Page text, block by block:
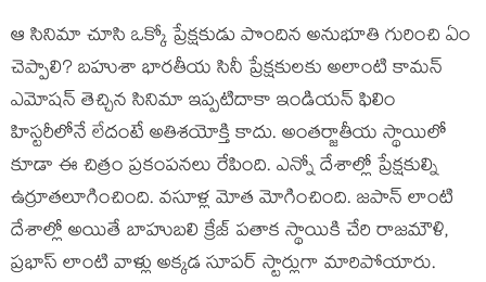
ఆ సినిమా చూసి ఒక్కో ప్రేక్షకుడు పొందిన అనుభూతి గురించి ఏం
చెప్పాలి? బహుశా భారతీయ సినీ ప్రేక్షకులకు అలాంటి కామన్
ఎమోషన్ తెచ్చిన సినిమా ఇప్పటిదాకా ఇండియన్ ఫిలిం
హిస్టరీలోనే లేదంటే అతిశయోక్తి కాదు. అంతర్జాతీయ స్థాయిలో
కూడా ఈ చిత్రం ప్రకంపనలు రేపింది. ఎన్నో దేశాల్లో ప్రేక్షకుల్ని
ఉర్రూతలూగించింది. వసూళ్ల మోత మోగించింది. జపాన్ లాంటి
దేశాల్లో అయితే బాహుబలి క్రేజ్ పతాక స్థాయికి చేరి రాజమౌళి,
ప్రభాస్ లాంటి వాళ్లు అక్కడ సూపర్ స్టార్లుగా మారిపోయారు.